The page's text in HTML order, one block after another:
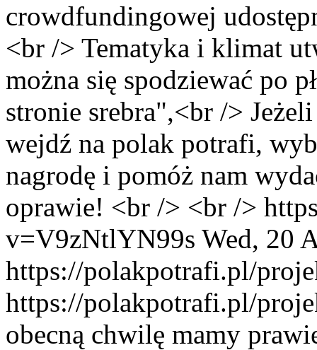
crowdfundingowej
<br /> Tematyka i klimat
można się spodziewać po
stronie srebra",<br />
wejdź na polak potrafi,
nagrodę i pomóż nam
oprawie! <br /> <br />
v=V9zNtlYN99s Wed, 20
https://polakpotrafi.pl/
https://polakpotrafi.pl/
obecną chwilę mamy